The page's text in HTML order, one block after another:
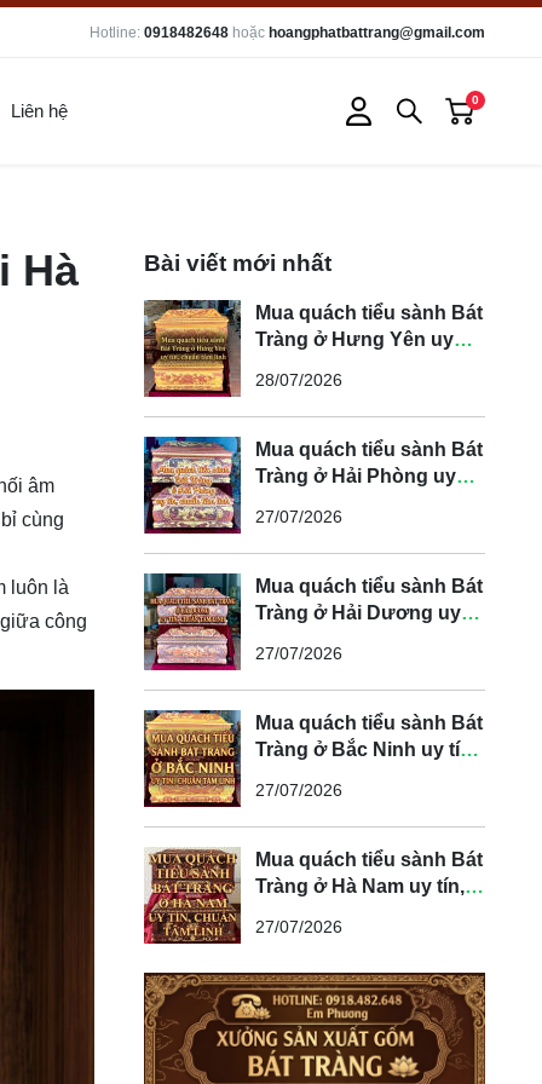
Hotline: 0918482648 hoặc hoangphatbattrang@gmail.com
Liên hệ
0
Hà
âm
cùng
luôn là
công
Bài viết mới nhất
Mua quách tiểu sành Bát
Tràng ở Hưng Yên uy
28/07/2026
Mua quách tiểu sành Bát
Tràng ở Hải Phòng uy
27/07/2026
Mua quách tiểu sành Bát
Tràng ở Hải Dương uy
27/07/2026
Mua quách tiểu sành Bát
Tràng ở Bắc Ninh uy tín,
27/07/2026
Mua quách tiểu sành Bát
Tràng ở Hà Nam uy tín,
27/07/2026